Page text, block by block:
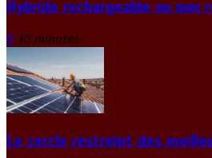
Hybride rechargeable ou
0 10 minutes
Le cercle restreint des